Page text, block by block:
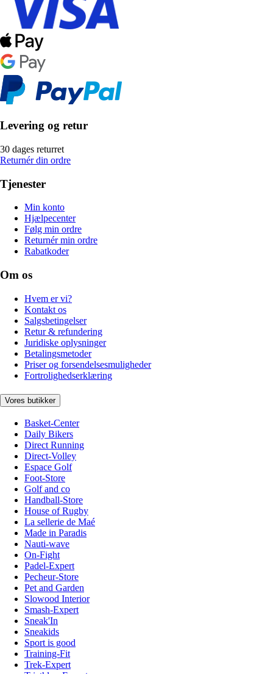
Levering og retur
30 dages returret
Returnér din ordre
Tjenester
Min konto
Hjælpecenter
Følg min ordre
Returnér min ordre
Rabatkoder
Om os
Hvem er vi?
Kontakt os
Salgsbetingelser
Retur & refundering
Juridiske oplysninger
Betalingsmetoder
Priser og forsendelsesmuligheder
Fortrolighedserklæring
Vores butikker
Basket-Center
Daily Bikers
Direct Running
Direct-Volley
Espace Golf
Foot-Store
Golf and co
Handball-Store
House of Rugby
La sellerie de Maé
Made in Paradis
Nauti-wave
On-Fight
Padel-Expert
Pecheur-Store
Pet and Garden
Slowood Interior
Smash-Expert
Sneak'In
Sneakids
Sport is good
Training-Fit
Trek-Expert